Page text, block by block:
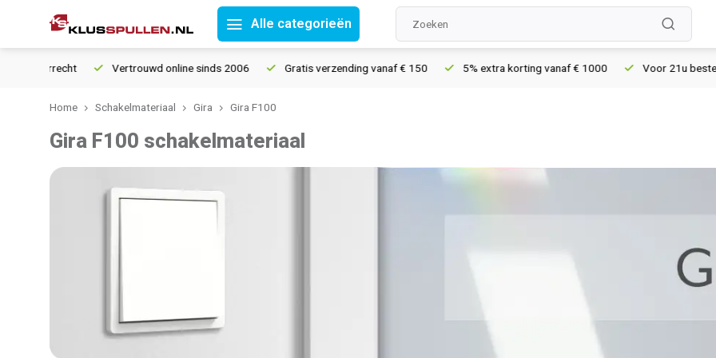
Alle categorieën
retourrecht Vertrouwd online sinds 2006 Gratis verzending vanaf € 150 5% extra korting vanaf € 1000 Voor 21u besteld,
Home Schakelmateriaal Gira Gira F100
Gira F100 schakelmateriaal